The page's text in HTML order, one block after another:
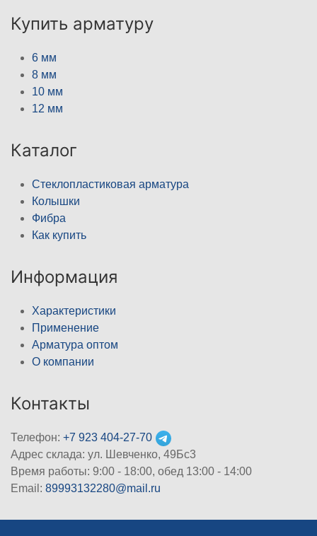
Купить арматуру
6 мм
8 мм
10 мм
12 мм
Каталог
Стеклопластиковая арматура
Колышки
Фибра
Как купить
Информация
Характеристики
Применение
Арматура оптом
О компании
Контакты
Телефон: +7 923 404-27-70
Адрес склада: ул. Шевченко, 49Бс3
Время работы: 9:00 - 18:00, обед 13:00 - 14:00
Email: 89993132280@mail.ru